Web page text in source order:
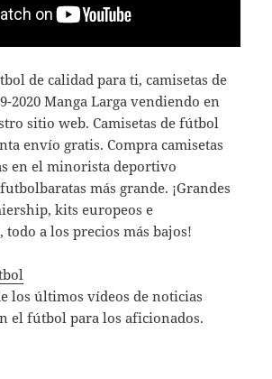
de calidad para ti, camisetas de
2020 Manga Larga vendiendo en
sitio web. Camisetas de fútbol
envío gratis. Compra camisetas
en el minorista deportivo
más grande. ¡Grandes
kits europeos e
a los precios más bajos!
los últimos vídeos de noticias
el fútbol para los aficionados.